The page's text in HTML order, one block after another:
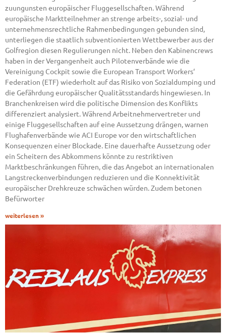
zuungunsten europäischer Fluggesellschaften. Während
europäische Marktteilnehmer an strenge arbeits-, sozial- und
unternehmensrechtliche Rahmenbedingungen gebunden sind,
unterliegen die staatlich subventionierten Wettbewerber aus der
Golfregion diesen Regulierungen nicht. Neben den Kabinencrews
haben in der Vergangenheit auch Pilotenverbände wie die
Vereinigung Cockpit sowie die European Transport Workers‘
Federation (ETF) wiederholt auf das Risiko von Sozialdumping und
die Gefährdung europäischer Qualitätsstandards hingewiesen. In
Branchenkreisen wird die politische Dimension des Konflikts
differenziert analysiert. Während Arbeitnehmervertreter und
einige Fluggesellschaften auf eine Aussetzung drängen, warnen
Flughafenverbände wie ACI Europe vor den wirtschaftlichen
Konsequenzen einer Blockade. Eine dauerhafte Aussetzung oder
ein Scheitern des Abkommens könnte zu restriktiven
Marktbeschränkungen führen, die das Angebot an internationalen
Langstreckenverbindungen reduzieren und die Konnektivität
europäischer Drehkreuze schwächen würden. Zudem betonen
Befürworter
weiterlesen »